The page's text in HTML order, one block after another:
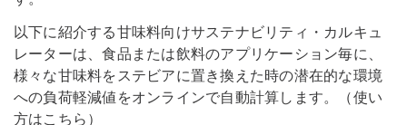
以下に紹介する甘味料向けサステナビリティ・カルキュ
レーターは、食品または飲料のアプリケーション毎に、
様々な甘味料をステビアに置き換えた時の潜在的な環境
への負荷軽減値をオンラインで自動計算します。（使い
方はこちら）